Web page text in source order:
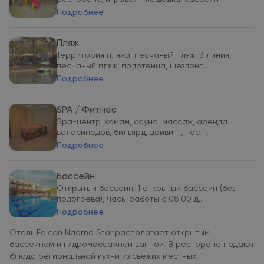
Подробнее
Пляж
Территория пляжа: песчаный пляж, 3 линия,
песчаный пляж, полотенца, шезлонг...
Подробнее
SPA / Фитнес
Spa-центр, хамам, сауна, массаж, аренда
велосипедов, бильярд, дайвинг, наст...
Подробнее
Бассейн
Открытый бассейн, 1 открытый бассейн (без
подогрева), часы работы с 08:00 д...
Подробнее
Отель Falcon Naama Star располагает открытым
бассейном и гидромассажной ванной. В ресторане подают
блюда региональной кухни из свежих местных